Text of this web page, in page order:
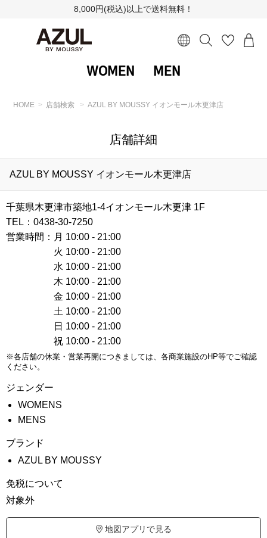
8,000円(税込)以上で送料無料！
WOMEN MEN
HOME 店舗検索 AZUL BY MOUSSY イオンモール木更津店
店舗詳細
AZUL BY MOUSSY イオンモール木更津店
千葉県木更津市築地1-4イオンモール木更津 1F
TEL：0438-30-7250
営業時間： 月 10:00 - 21:00
火 10:00 - 21:00
水 10:00 - 21:00
木 10:00 - 21:00
金 10:00 - 21:00
土 10:00 - 21:00
日 10:00 - 21:00
祝 10:00 - 21:00
※各店舗の休業・営業再開につきましては、各商業施設のHP等でご確認
ください。
ジェンダー
WOMENS
MENS
ブランド
AZUL BY MOUSSY
免税について
対象外
地図アプリで見る